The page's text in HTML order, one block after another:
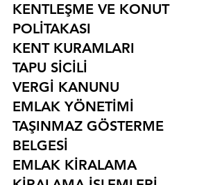
KENTLEŞME VE KONUT
POLİTAKASI
KENT KURAMLARI
TAPU SİCİLİ
VERGİ KANUNU
EMLAK YÖNETİMİ
TAŞINMAZ GÖSTERME
BELGESİ
EMLAK KİRALAMA